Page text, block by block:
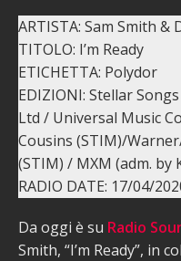
ARTISTA: Sam Smith &
TITOLO: I’m Ready
ETICHETTA: Polydor
EDIZIONI: Stellar
Ltd / Universal Music
Cousins (STIM)/
(STIM) / MXM (adm. by
RADIO DATE: 17/04/
Da oggi è su Radio
Smith, “I’m Ready”, in